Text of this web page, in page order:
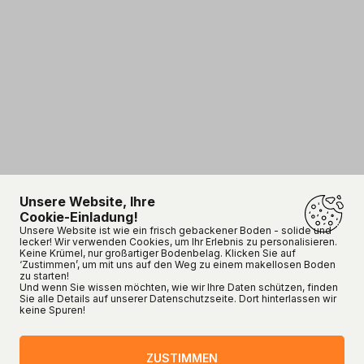
Unsere Website, Ihre
Cookie-Einladung!
Unsere Website ist wie ein frisch gebackener Boden - solide und
lecker! Wir verwenden Cookies, um Ihr Erlebnis zu personalisieren.
Keine Krümel, nur großartiger Bodenbelag. Klicken Sie auf
‘Zustimmen’, um mit uns auf den Weg zu einem makellosen Boden
zu starten!
Und wenn Sie wissen möchten, wie wir Ihre Daten schützen, finden
Sie alle Details auf unserer Datenschutzseite. Dort hinterlassen wir
keine Spuren!
ZUSTIMMEN